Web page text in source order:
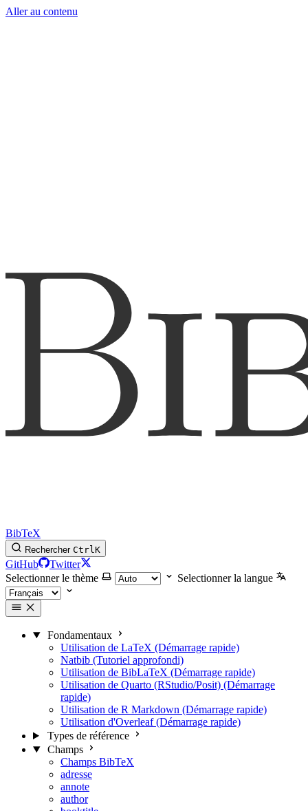
Aller au contenu
BibTeX
Rechercher CtrlK
GitHub
Twitter
Selectionner le thème
Selectionner la langue
Fondamentaux
Utilisation de LaTeX (Démarrage rapide)
Natbib (Tutoriel approfondi)
Utilisation de BibLaTeX (Démarrage rapide)
Utilisation de Quarto (RStudio/Posit) (Démarrage
rapide)
Utilisation de R Markdown (Démarrage rapide)
Utilisation d'Overleaf (Démarrage rapide)
Types de référence
Champs
Champs BibTeX
adresse
annote
author